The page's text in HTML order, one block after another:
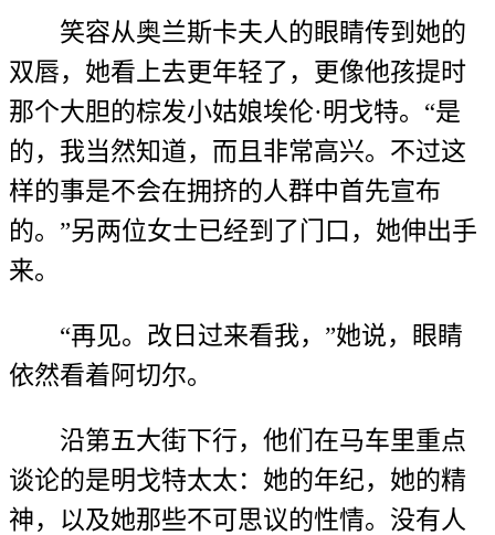
笑容从奥兰斯卡夫人的眼睛传到她的
双唇，她看上去更年轻了，更像他孩提时
那个大胆的棕发小姑娘埃伦·明戈特。“是
的，我当然知道，而且非常高兴。不过这
样的事是不会在拥挤的人群中首先宣布
的。”另两位女士已经到了门口，她伸出手
来。
“再见。改日过来看我，”她说，眼睛
依然看着阿切尔。
沿第五大街下行，他们在马车里重点
谈论的是明戈特太太：她的年纪，她的精
神，以及她那些不可思议的性情。没有人